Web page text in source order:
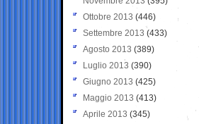
Ottobre 2013 (446)
Settembre 2013 (433)
Agosto 2013 (389)
Luglio 2013 (390)
Giugno 2013 (425)
Maggio 2013 (413)
Aprile 2013 (345)